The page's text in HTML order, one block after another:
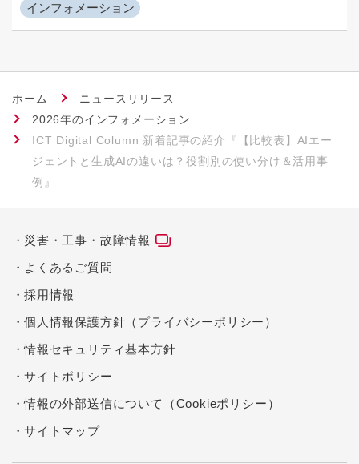
インフォメーション
ホーム
ニュースリリース
2026年のインフォメーション
ICT Digital Column 新着記事の紹介『【比較表】AIエー
ジェントと生成AIの違いは？役割別の使い分け＆活用事
例』
災害・工事・故障情報
よくあるご質問
採用情報
個人情報保護方針（プライバシーポリシー）
情報セキュリティ基本方針
サイトポリシー
情報の外部送信について（Cookieポリシー）
サイトマップ